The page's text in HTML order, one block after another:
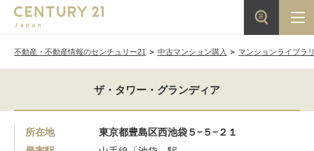
不動産・不動産情報のセンチュリー21 中古マンション購入 マンションライブラ
ザ・タワー・グランディア
所在地
東京都豊島区西池袋５−５−２１